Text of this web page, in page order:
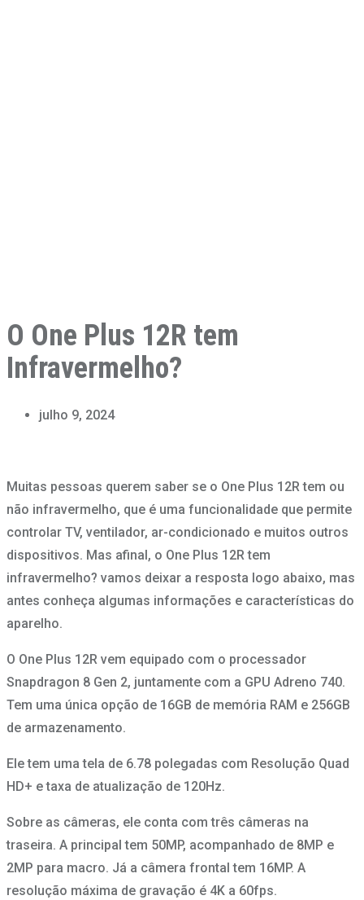
O One Plus 12R tem
Infravermelho?
julho 9, 2024
Muitas pessoas querem saber se o One Plus 12R tem ou
não infravermelho, que é uma funcionalidade que permite
controlar TV, ventilador, ar-condicionado e muitos outros
dispositivos. Mas afinal, o One Plus 12R tem
infravermelho? vamos deixar a resposta logo abaixo, mas
antes conheça algumas informações e características do
aparelho.
O One Plus 12R vem equipado com o processador
Snapdragon 8 Gen 2, juntamente com a GPU Adreno 740.
Tem uma única opção de 16GB de memória RAM e 256GB
de armazenamento.
Ele tem uma tela de 6.78 polegadas com Resolução Quad
HD+ e taxa de atualização de 120Hz.
Sobre as câmeras, ele conta com três câmeras na
traseira. A principal tem 50MP, acompanhado de 8MP e
2MP para macro. Já a câmera frontal tem 16MP. A
resolução máxima de gravação é 4K a 60fps.